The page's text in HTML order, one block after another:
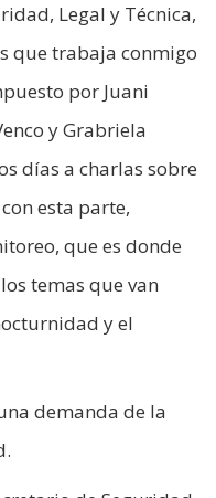
Legal y Técnica,
que trabaja conmigo
por Juani
y Grabriela
días a charlas sobre
esta parte,
que es donde
temas que van
y el
demanda de la